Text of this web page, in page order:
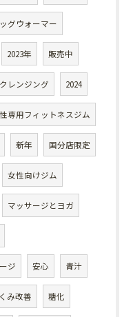
グウォーマー
2023年 販売中
クレンジング 2024
専用フィットネスジム
新年 国分店限定
女性向けジム
マッサージとヨガ
ジ 安心 青汁
み改善 糖化